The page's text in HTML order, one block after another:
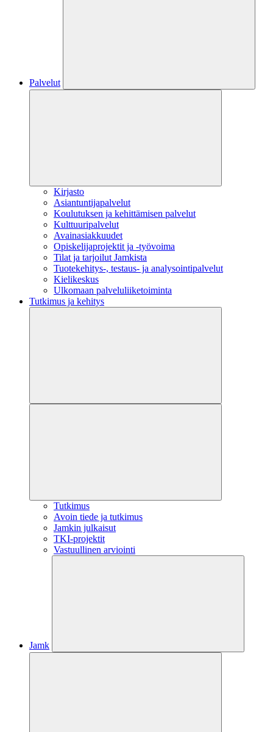
Palvelut
Kirjasto
Asiantuntijapalvelut
Koulutuksen ja kehittämisen palvelut
Kulttuuripalvelut
Avainasiakkuudet
Opiskelijaprojektit​ ja -työvoima
Tilat ja tarjoilut Jamkista
Tuotekehitys-, testaus- ja analysointipalvelut
Kielikeskus
Ulkomaan palveluliiketoiminta
Tutkimus ja kehitys
Tutkimus
Avoin tiede ja tutkimus
Jamkin julkaisut
TKI-projektit
Vastuullinen arviointi
Jamk